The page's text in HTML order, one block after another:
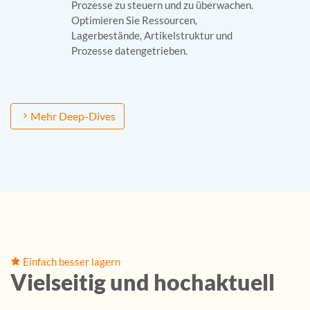
Prozesse zu steuern und zu überwachen.
Optimieren Sie Ressourcen,
Lagerbestände, Artikelstruktur und
Prozesse datengetrieben.
Mehr Deep-Dives
Einfach besser lagern
Vielseitig und hochaktuell